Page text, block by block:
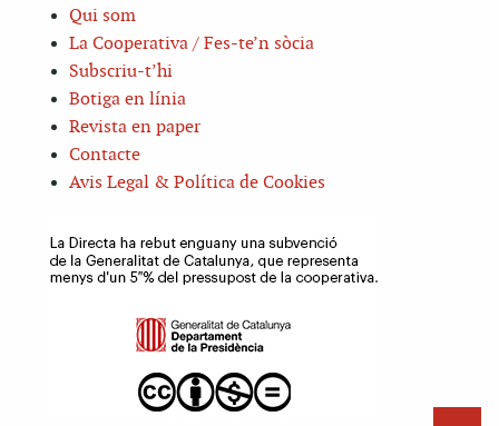
Qui som
La Cooperativa / Fes-te’n sòcia
Subscriu-t’hi
Botiga en línia
Revista en paper
Contacte
Avis Legal & Política de Cookies